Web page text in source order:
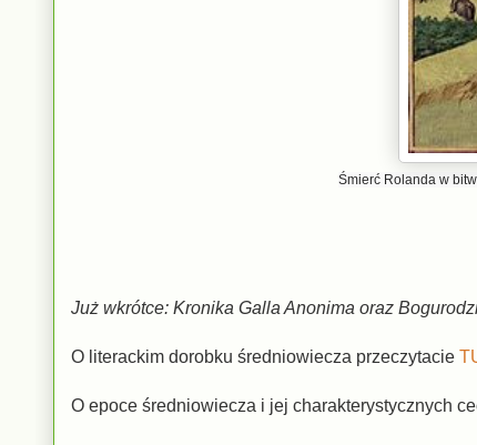
Śmierć Rolanda w
Już wkrótce: Kronika Galla Anonima oraz
O literackim dorobku średniowiecza przeczytacie
O epoce średniowiecza i jej charakterystycznych